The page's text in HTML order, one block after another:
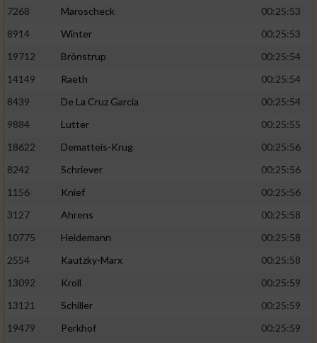
7268
Maroscheck
00:25:53
8914
Winter
00:25:53
19712
Brönstrup
00:25:54
14149
Raeth
00:25:54
8439
De La Cruz Garcia
00:25:54
9884
Lutter
00:25:55
18622
Dematteis-Krug
00:25:56
8242
Schriever
00:25:56
1156
Knief
00:25:56
3127
Ahrens
00:25:58
10775
Heidemann
00:25:58
2554
Kautzky-Marx
00:25:58
13092
Kroll
00:25:59
13121
Schiller
00:25:59
19479
Perkhof
00:25:59
von Inhalten
personalisierter Inhalte
Analyse von Zielgruppen durch Statistiken
verschiedenen Quellen
Verwendung reduzierter Daten zur Auswahl
IAB-Besonderheiten: